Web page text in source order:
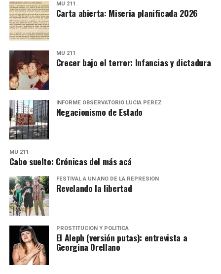
MU 211
Carta abierta: Miseria planificada 2026
MU 211
Crecer bajo el terror: Infancias y dictadura
INFORME OBSERVATORIO LUCÍA PÉREZ
Negacionismo de Estado
MU 211
Cabo suelto: Crónicas del más acá
FESTIVAL A UN AÑO DE LA REPRESIÓN
Revelando la libertad
PROSTITUCIÓN Y POLÍTICA
El Aleph (versión putas): entrevista a
Georgina Orellano